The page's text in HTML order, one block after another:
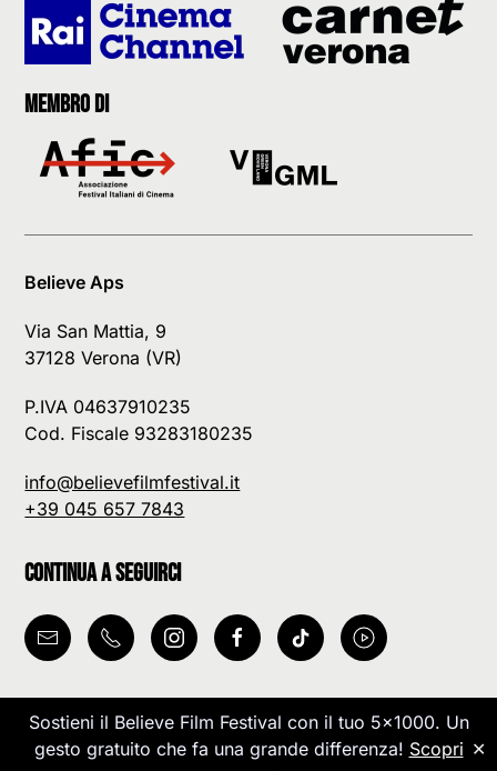
Sostieni il Believe Film Festival con il tuo 5x1000. Un
gesto gratuito che fa una grande differenza! Scopri ✕
Membro di
Believe Aps
Via San Mattia, 9
37128 Verona (VR)
P.IVA 04637910235
Cod. Fiscale 93283180235
info@believefilmfestival.it
+39 045 657 7843
Continua a seguirci
Le tue preferenze relative alla privacy